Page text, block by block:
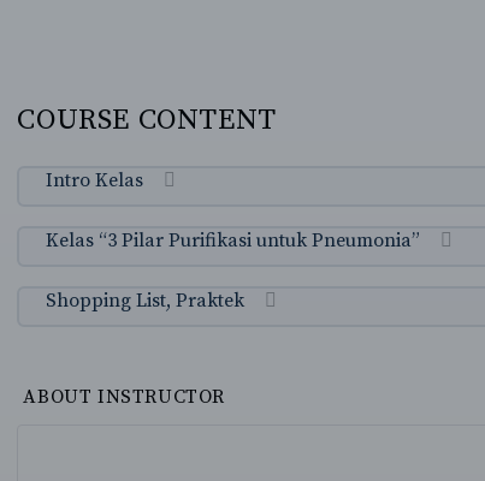
COURSE CONTENT
Intro Kelas
Kelas “3 Pilar Purifikasi untuk Pneumonia”
Shopping List, Praktek
ABOUT INSTRUCTOR